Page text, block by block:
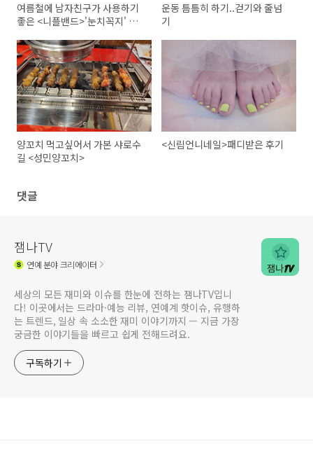
여름철에 남자친구가 사용하기
좋은 <니플밴드>'눈치꼭지' 사
운동 틈틈히 하기..걷기와 줄넘
기
양꼬치 먹고싶어서 가본 샤로수
길 <성민양꼬치>
<신림언니네일>패디받은 후기
댓글
잼나TV
연예분야 크리에이터
세상의 모든 재미와 이슈를 한눈에 전하는 잼나TV입니
다! 이곳에서는 드라마·예능 리뷰, 연예계 핫이슈, 유행하
는 트렌드, 일상 속 소소한 재미 이야기까지 — 지금 가장
궁금한 이야기들을 빠르고 쉽게 전해드려요.
구독하기